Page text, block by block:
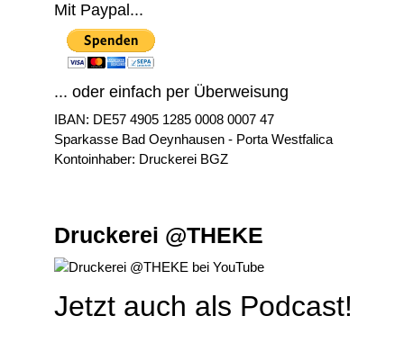
Mit Paypal...
... oder einfach per Überweisung
IBAN: DE57 4905 1285 0008 0007 47
Sparkasse Bad Oeynhausen - Porta Westfalica
Kontoinhaber: Druckerei BGZ
Druckerei @THEKE
Jetzt auch als Podcast!